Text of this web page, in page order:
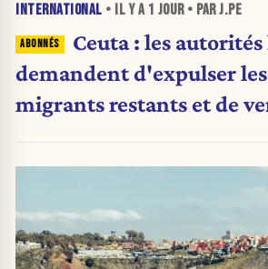
INTERNATIONAL • IL Y A 1 JOUR• PAR J.PE
Ceuta : les autorités
demandent d'expulser
migrants restants et de